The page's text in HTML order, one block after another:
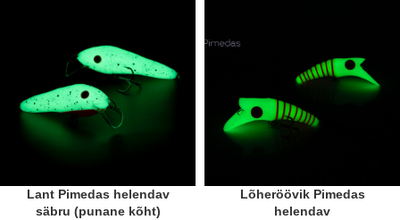
Lant Pimedas helendav
säbru (punane kõht)
Lõheröövik Pimedas
helendav